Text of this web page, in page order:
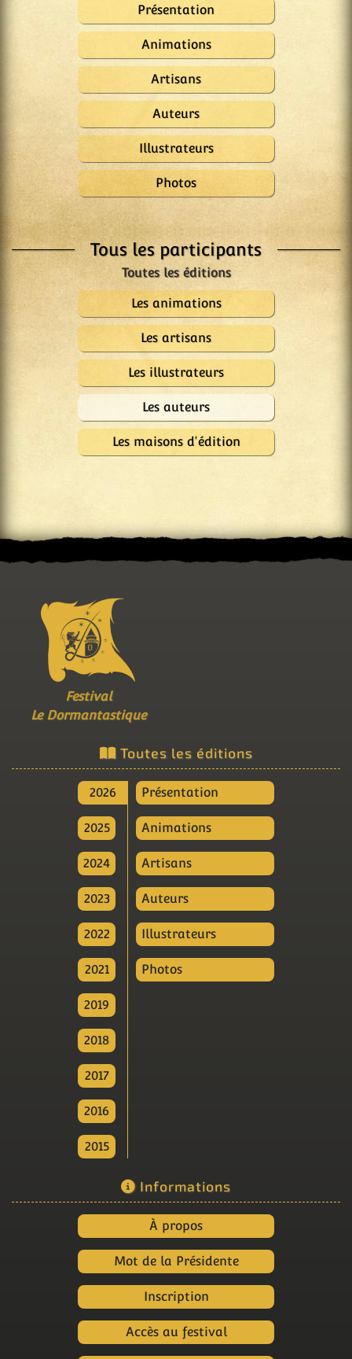
Présentation
Animations
Artisans
Auteurs
Illustrateurs
Photos
Tous les participants
Les animations
Les artisans
Les illustrateurs
Les auteurs
Les maisons d'édition
Festival
Le Dormantastique
Toutes les éditions
2026
2025
2024
2023
2022
2021
2019
2018
2017
2016
2015
Présentation
Animations
Artisans
Auteurs
Illustrateurs
Photos
Informations
À propos
Mot de la Présidente
Inscription
Accès au festival